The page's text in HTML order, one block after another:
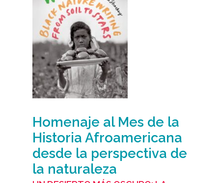
Homenaje al Mes de la
Historia Afroamericana
desde la perspectiva de
la naturaleza